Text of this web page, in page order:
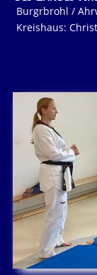
Burgrbrohl /
Kreishaus: